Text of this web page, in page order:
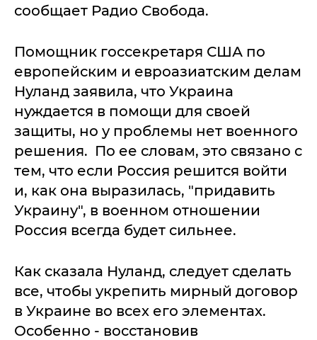
сообщает Радио Свобода.
Помощник госсекретаря США по
европейским и евроазиатским делам
Нуланд заявила, что Украина
нуждается в помощи для своей
защиты, но у проблемы нет военного
решения. По ее словам, это связано с
тем, что если Россия решится войти
и, как она выразилась, "придавить
Украину", в военном отношении
Россия всегда будет сильнее.
Как сказала Нуланд, следует сделать
все, чтобы укрепить мирный договор
в Украине во всех его элементах.
Особенно - восстановив